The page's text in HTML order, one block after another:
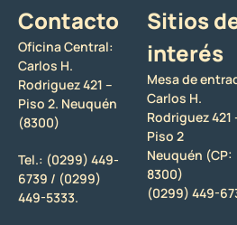
Contacto
Oficina Central:
Carlos H.
Rodriguez 421 –
Piso 2. Neuquén
(8300)
Tel.: (0299) 449-
6739 / (0299)
449-5333.
Sitios
interés
Mesa de
Carlos H.
Rodriguez 421
Piso 2
Neuquén (CP:
8300)
(0299) 449-